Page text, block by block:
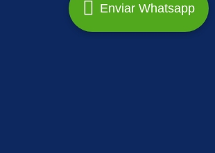
Enviar Whatsapp